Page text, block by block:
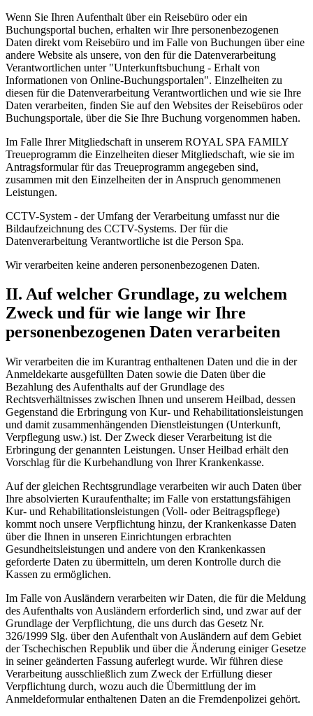
Wenn Sie Ihren Aufenthalt über ein Reisebüro oder ein
Buchungsportal buchen, erhalten wir Ihre personenbezogenen
Daten direkt vom Reisebüro und im Falle von Buchungen über eine
andere Website als unsere, von den für die Datenverarbeitung
Verantwortlichen unter "Unterkunftsbuchung - Erhalt von
Informationen von Online-Buchungsportalen". Einzelheiten zu
diesen für die Datenverarbeitung Verantwortlichen und wie sie Ihre
Daten verarbeiten, finden Sie auf den Websites der Reisebüros oder
Buchungsportale, über die Sie Ihre Buchung vorgenommen haben.
Im Falle Ihrer Mitgliedschaft in unserem ROYAL SPA FAMILY
Treueprogramm die Einzelheiten dieser Mitgliedschaft, wie sie im
Antragsformular für das Treueprogramm angegeben sind,
zusammen mit den Einzelheiten der in Anspruch genommenen
Leistungen.
CCTV-System - der Umfang der Verarbeitung umfasst nur die
Bildaufzeichnung des CCTV-Systems. Der für die
Datenverarbeitung Verantwortliche ist die Person Spa.
Wir verarbeiten keine anderen personenbezogenen Daten.
II. Auf welcher Grundlage, zu welchem
Zweck und für wie lange wir Ihre
personenbezogenen Daten verarbeiten
Wir verarbeiten die im Kurantrag enthaltenen Daten und die in der
Anmeldekarte ausgefüllten Daten sowie die Daten über die
Bezahlung des Aufenthalts auf der Grundlage des
Rechtsverhältnisses zwischen Ihnen und unserem Heilbad, dessen
Gegenstand die Erbringung von Kur- und Rehabilitationsleistungen
und damit zusammenhängenden Dienstleistungen (Unterkunft,
Verpflegung usw.) ist. Der Zweck dieser Verarbeitung ist die
Erbringung der genannten Leistungen. Unser Heilbad erhält den
Vorschlag für die Kurbehandlung von Ihrer Krankenkasse.
Auf der gleichen Rechtsgrundlage verarbeiten wir auch Daten über
Ihre absolvierten Kuraufenthalte; im Falle von erstattungsfähigen
Kur- und Rehabilitationsleistungen (Voll- oder Beitragspflege)
kommt noch unsere Verpflichtung hinzu, der Krankenkasse Daten
über die Ihnen in unseren Einrichtungen erbrachten
Gesundheitsleistungen und andere von den Krankenkassen
geforderte Daten zu übermitteln, um deren Kontrolle durch die
Kassen zu ermöglichen.
Im Falle von Ausländern verarbeiten wir Daten, die für die Meldung
des Aufenthalts von Ausländern erforderlich sind, und zwar auf der
Grundlage der Verpflichtung, die uns durch das Gesetz Nr.
326/1999 Slg. über den Aufenthalt von Ausländern auf dem Gebiet
der Tschechischen Republik und über die Änderung einiger Gesetze
in seiner geänderten Fassung auferlegt wurde. Wir führen diese
Verarbeitung ausschließlich zum Zweck der Erfüllung dieser
Verpflichtung durch, wozu auch die Übermittlung der im
Anmeldeformular enthaltenen Daten an die Fremdenpolizei gehört.